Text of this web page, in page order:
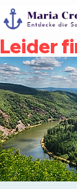
Leider